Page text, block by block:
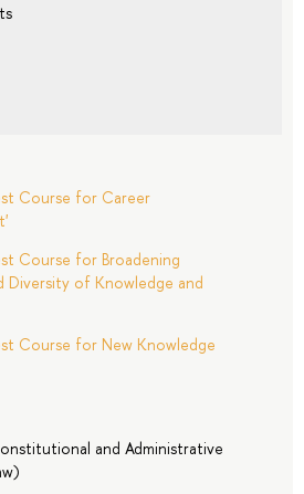
Course for Career
Course for Broadening
Diversity of Knowledge and
Course for New Knowledge
and Administrative
)